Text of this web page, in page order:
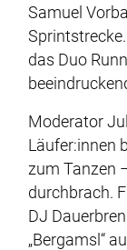
Samuel
das Duo
Moderator
Läufer:innen
zum Tanzen
durchbrach.
DJ
„Bergamsl“